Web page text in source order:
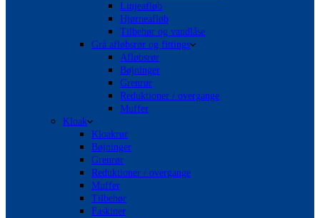
Linjeafløb
Hjørneafløb
Tilbehør og vandlåse
Grå afløbsrør og fittings
Afløbsrør
Bøjninger
Grenrør
Reduktioner / overgange
Muffer
Kloak
Kloakrør
Bøjninger
Grenrør
Reduktioner / overgange
Muffer
Tilbehør
Faskiner